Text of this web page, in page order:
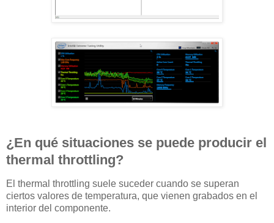
¿En qué situaciones se puede producir el
thermal throttling?
El thermal throttling suele suceder cuando se superan
ciertos valores de temperatura, que vienen grabados en el
interior del componente.